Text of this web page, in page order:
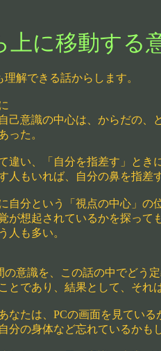
上に移動する
解できる話からします。
己意識の中心は、からだの、
った。
違い、「自分を指差す」ときに
人もいれば、自分の鼻を指差
自分という「視点の中心」の
が想起されているかを探って
人も多い。
意識を、この話の中でどう定
とであり、結果として、それ
なたは、PCの画面を見ている
分の身体など忘れているかも